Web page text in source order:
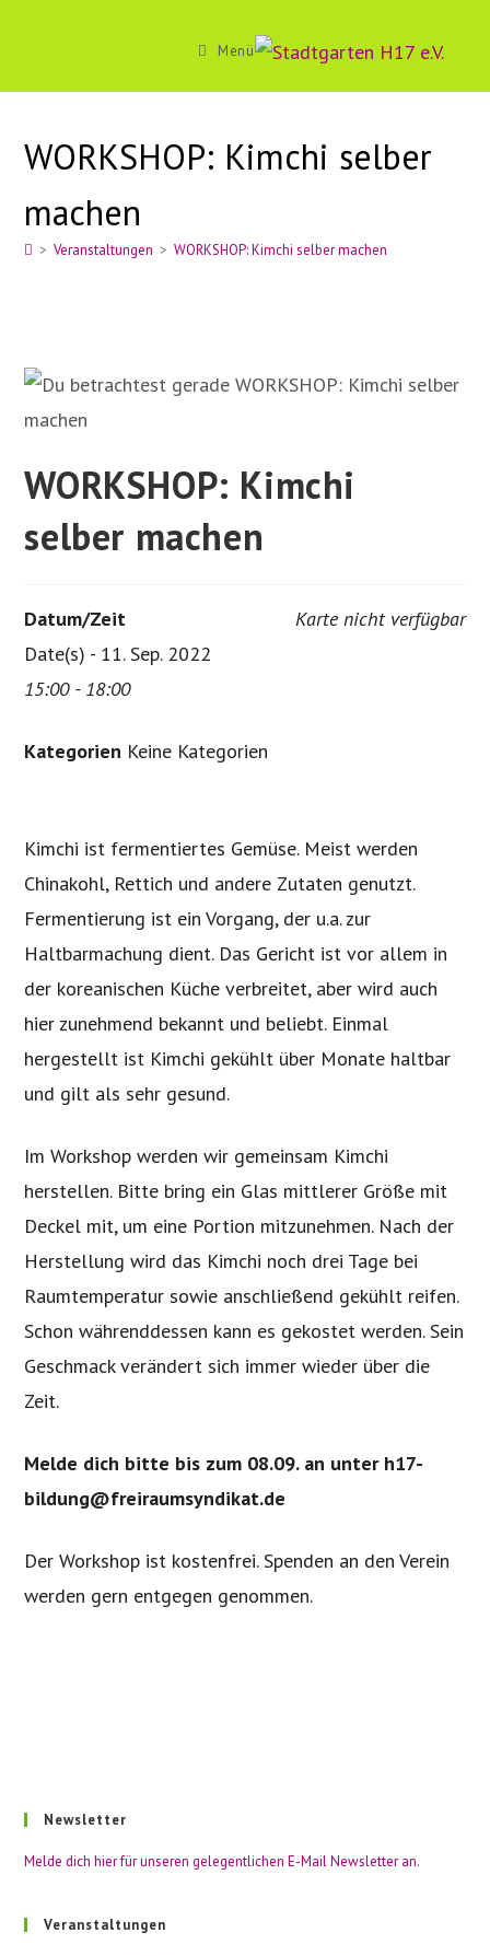
Menü
WORKSHOP: Kimchi selber
machen
> Veranstaltungen > WORKSHOP: Kimchi selber machen
WORKSHOP: Kimchi
selber machen
Karte nicht verfügbar
Datum/Zeit
Date(s) - 11. Sep. 2022
15:00 - 18:00
Kategorien Keine Kategorien
Kimchi ist fermentiertes Gemüse. Meist werden
Chinakohl, Rettich und andere Zutaten genutzt.
Fermentierung ist ein Vorgang, der u.a. zur
Haltbarmachung dient. Das Gericht ist vor allem in
der koreanischen Küche verbreitet, aber wird auch
hier zunehmend bekannt und beliebt. Einmal
hergestellt ist Kimchi gekühlt über Monate haltbar
und gilt als sehr gesund.
Im Workshop werden wir gemeinsam Kimchi
herstellen. Bitte bring ein Glas mittlerer Größe mit
Deckel mit, um eine Portion mitzunehmen. Nach der
Herstellung wird das Kimchi noch drei Tage bei
Raumtemperatur sowie anschließend gekühlt reifen.
Schon währenddessen kann es gekostet werden. Sein
Geschmack verändert sich immer wieder über die
Zeit.
Melde dich bitte bis zum 08.09. an unter h17-
bildung@freiraumsyndikat.de
Der Workshop ist kostenfrei. Spenden an den Verein
werden gern entgegen genommen.
Newsletter
Melde dich hier für unseren gelegentlichen E-Mail Newsletter an.
Veranstaltungen